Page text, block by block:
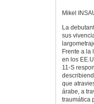
Mikel
La
sus
Frente a la
en los
11-S
que
árabe, a
traumática